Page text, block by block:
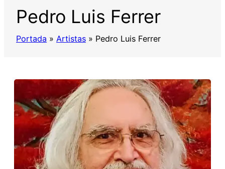
Pedro Luis Ferrer
Portada » Artistas » Pedro Luis Ferrer